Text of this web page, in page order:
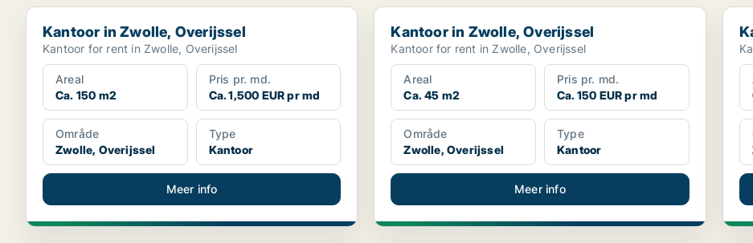
Kantoor in Zwolle, Overijssel
Kantoor in Zwolle, Overijssel
Kantoor for rent in Zwolle, Overijssel
Areal
Ca. 150 m2
Pris pr. md.
Ca. 1,500 EUR pr md
Område
Zwolle, Overijssel
Type
Kantoor
Meer info
Kantoor in Zwolle, Overijssel
Kantoor in Zwolle, Overijssel
Kantoor for rent in Zwolle, Overijssel
Areal
Ca. 45 m2
Pris pr. md.
Ca. 150 EUR pr md
Område
Zwolle, Overijssel
Type
Kantoor
Meer info